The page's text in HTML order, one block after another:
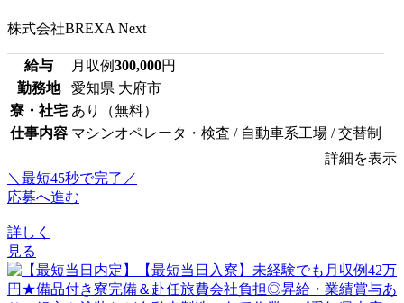
株式会社BREXA Next
給与 月収例300,000円
勤務地
愛知県 大府市
寮・社宅 あり（無料）
仕事内容 マシンオペレータ・検査 / 自動車系工場 / 交替制
詳細を表示
＼最短45秒で完了／
応募へ進む
詳しく
見る